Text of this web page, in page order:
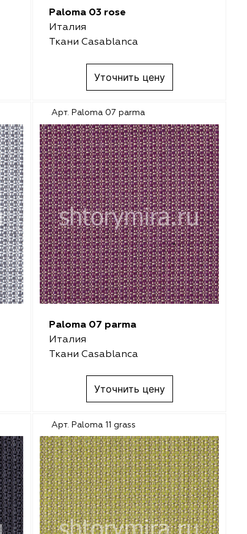
Paloma 03 rose
Италия
Ткани Casablanca
Уточнить цену
Арт. Paloma 07 parma
Paloma 07 parma
Италия
Ткани Casablanca
Уточнить цену
Арт. Paloma 11 grass